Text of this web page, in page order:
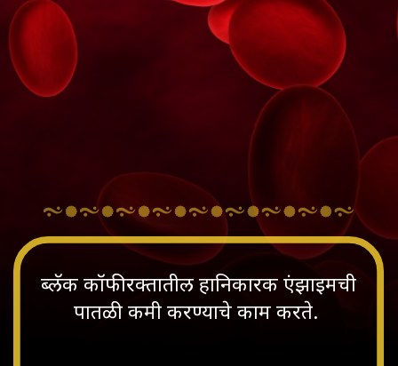
ब्लॅक कॉफी रक्तातील हानिकारक एंझाइमची
पातळी कमी करण्याचे काम करते.